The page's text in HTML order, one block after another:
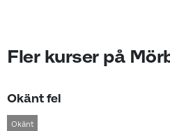
Fler kurser på
Okänt fel
Okänt